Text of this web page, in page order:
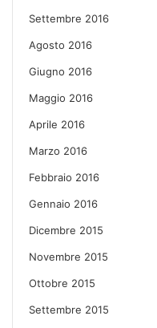
Settembre 2016
Agosto 2016
Giugno 2016
Maggio 2016
Aprile 2016
Marzo 2016
Febbraio 2016
Gennaio 2016
Dicembre 2015
Novembre 2015
Ottobre 2015
Settembre 2015